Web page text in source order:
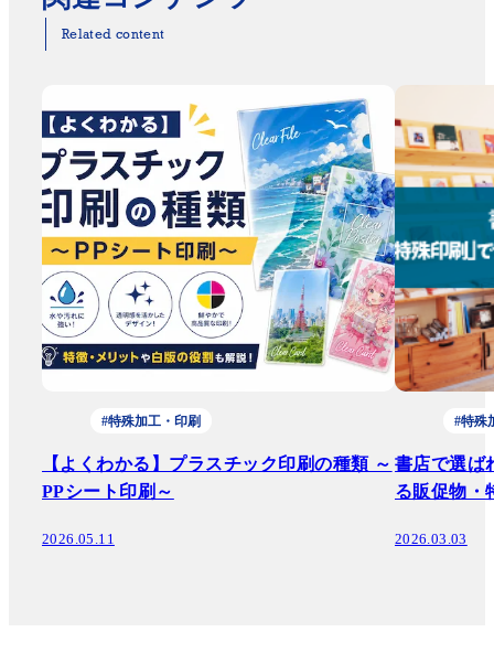
Related content
#特殊加工・印刷
【よくわかる】プラスチック印刷の種類 ～
PPシート印刷～
2026.05.11
#特殊
書店で選ば
る販促物・
2026.03.03